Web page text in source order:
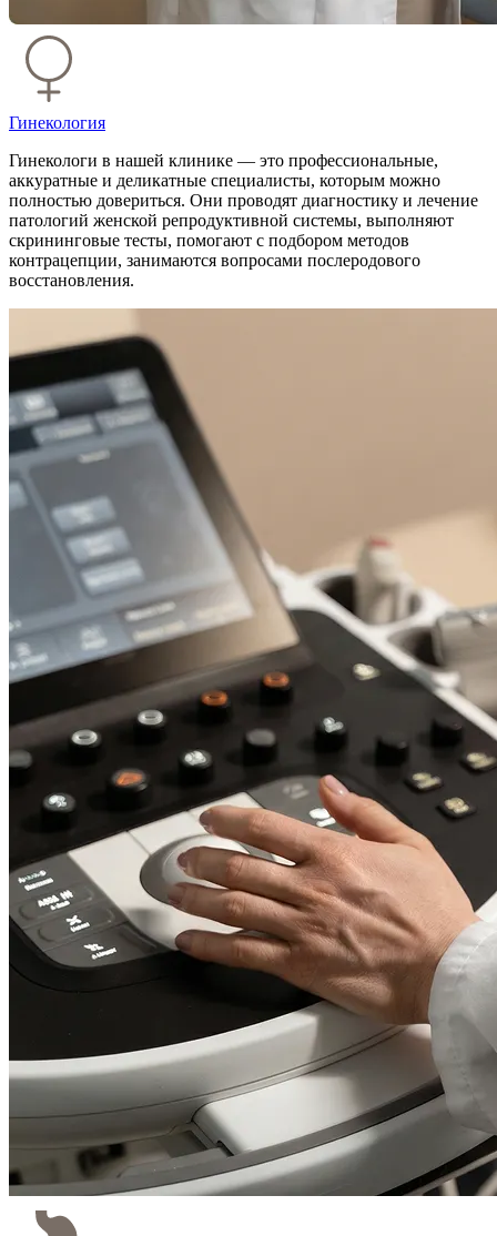
Гинекология
Гинекологи в нашей клинике — это профессиональные,
аккуратные и деликатные специалисты, которым можно
полностью довериться. Они проводят диагностику и лечение
патологий женской репродуктивной системы, выполняют
скрининговые тесты, помогают с подбором методов
контрацепции, занимаются вопросами послеродового
восстановления.